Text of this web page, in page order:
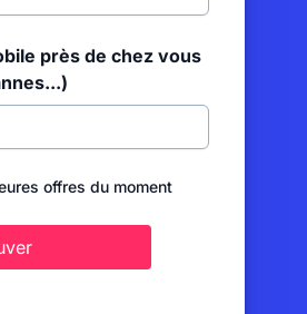
près de chez vous
offres du moment